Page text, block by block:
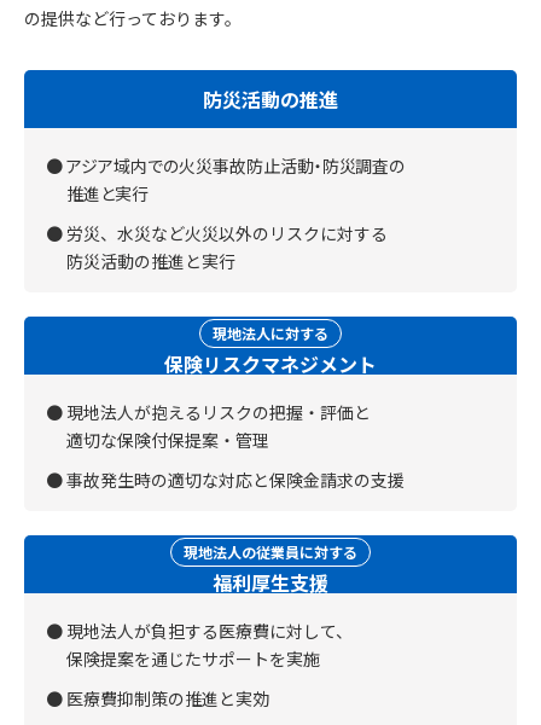
の提供など行っております。
防災活動の推進
アジア域内での火災事故防止活動・防災調査の
推進と実行
労災、水災など火災以外のリスクに対する
防災活動の推進と実行
現地法人に対する
保険リスクマネジメント
現地法人が抱えるリスクの把握・評価と
適切な保険付保提案・管理
事故発生時の適切な対応と保険金請求の支援
現地法人の従業員に対する
福利厚生支援
現地法人が負担する医療費に対して、
保険提案を通じたサポートを実施
医療費抑制策の推進と実効